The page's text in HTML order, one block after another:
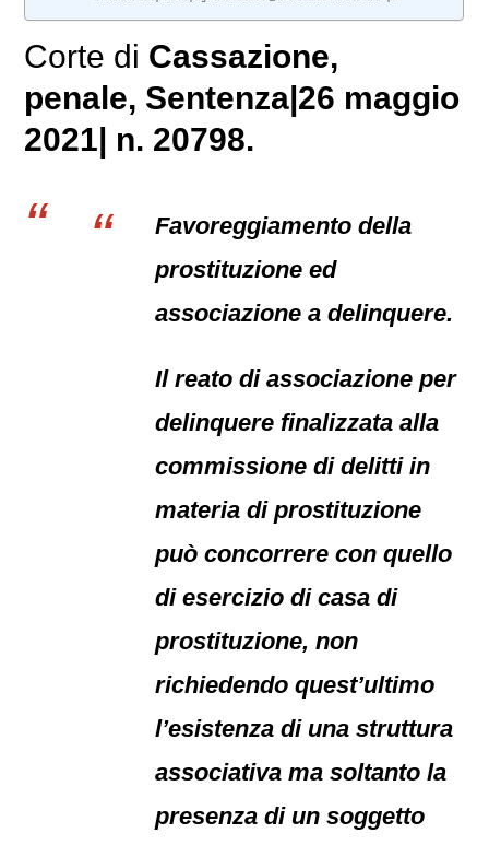
Corte di Cassazione,
penale, Sentenza|26 maggio
2021| n. 20798.
Favoreggiamento della
prostituzione ed
associazione a delinquere.
Il reato di associazione per
delinquere finalizzata alla
commissione di delitti in
materia di prostituzione
può concorrere con quello
di esercizio di casa di
prostituzione, non
richiedendo quest’ultimo
l’esistenza di una struttura
associativa ma soltanto la
presenza di un soggetto